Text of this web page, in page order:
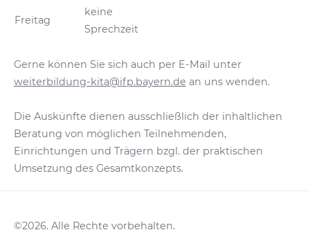
Freitag
keine
Sprechzeit
Gerne können Sie sich auch per E-Mail unter
weiterbildung-kita@ifp.bayern.de an uns wenden.
Die Auskünfte dienen ausschließlich der inhaltlichen
Beratung von möglichen Teilnehmenden,
Einrichtungen und Trägern bzgl. der praktischen
Umsetzung des Gesamtkonzepts.
©2026. Alle Rechte vorbehalten.